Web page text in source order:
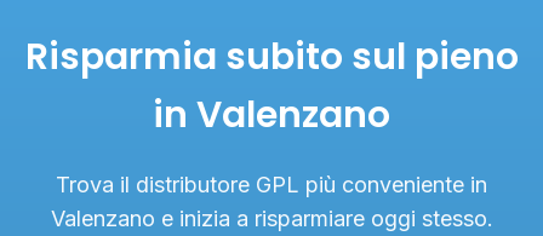
Risparmia subito sul pieno
in Valenzano
Trova il distributore GPL più conveniente in
Valenzano e inizia a risparmiare oggi stesso.